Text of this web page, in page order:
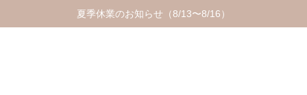
夏季休業のお知らせ（8/13〜8/16）